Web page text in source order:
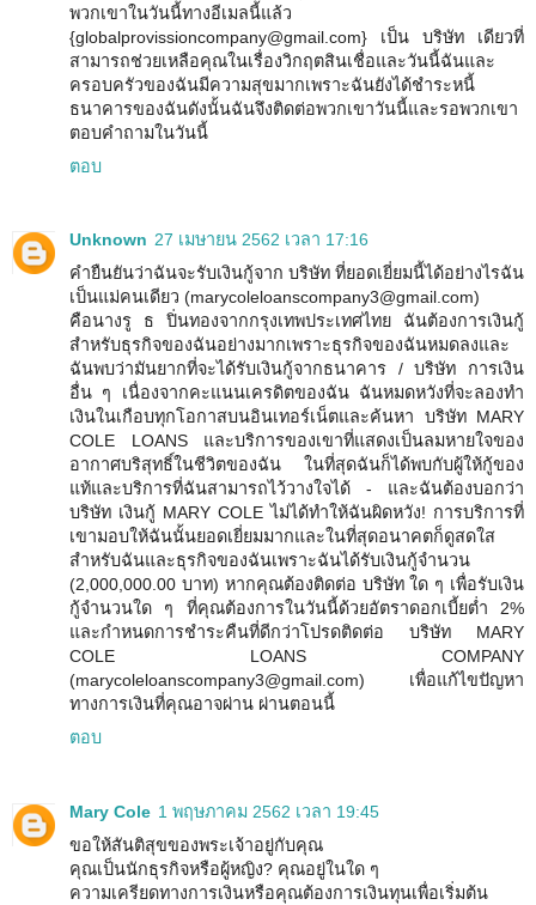
พวกเขาในวันนี้ทางอีเมลนี้แล้ว
{globalprovissioncompany@gmail.com} เป็น บริษัท เดียวที่
สามารถช่วยเหลือคุณในเรื่องวิกฤตสินเชื่อและวันนี้ฉันและ
ครอบครัวของฉันมีความสุขมากเพราะฉันยังได้ชำระหนี้
ธนาคารของฉันดังนั้นฉันจึงติดต่อพวกเขาวันนี้และรอพวกเขา
ตอบคำถามในวันนี้
ตอบ
Unknown 27 เมษายน 2562 เวลา 17:16
คำยืนยันว่าฉันจะรับเงินกู้จาก บริษัท ที่ยอดเยี่ยมนี้ได้อย่างไรฉัน
เป็นแม่คนเดียว (marycoleloanscompany3@gmail.com)
คือนางรู ธ ปิ่นทองจากกรุงเทพประเทศไทย ฉันต้องการเงินกู้
สำหรับธุรกิจของฉันอย่างมากเพราะธุรกิจของฉันหมดลงและ
ฉันพบว่ามันยากที่จะได้รับเงินกู้จากธนาคาร / บริษัท การเงิน
อื่น ๆ เนื่องจากคะแนนเครดิตของฉัน ฉันหมดหวังที่จะลองทำ
เงินในเกือบทุกโอกาสบนอินเทอร์เน็ตและค้นหา บริษัท MARY
COLE LOANS และบริการของเขาที่แสดงเป็นลมหายใจของ
อากาศบริสุทธิ์ในชีวิตของฉัน ในที่สุดฉันก็ได้พบกับผู้ให้กู้ของ
แท้และบริการที่ฉันสามารถไว้วางใจได้ - และฉันต้องบอกว่า
บริษัท เงินกู้ MARY COLE ไม่ได้ทำให้ฉันผิดหวัง! การบริการที่
เขามอบให้ฉันนั้นยอดเยี่ยมมากและในที่สุดอนาคตก็ดูสดใส
สำหรับฉันและธุรกิจของฉันเพราะฉันได้รับเงินกู้จำนวน
(2,000,000.00 บาท) หากคุณต้องติดต่อ บริษัท ใด ๆ เพื่อรับเงิน
กู้จำนวนใด ๆ ที่คุณต้องการในวันนี้ด้วยอัตราดอกเบี้ยต่ำ 2%
และกำหนดการชำระคืนที่ดีกว่าโปรดติดต่อ บริษัท MARY
COLE LOANS COMPANY
(marycoleloanscompany3@gmail.com) เพื่อแก้ไขปัญหา
ทางการเงินที่คุณอาจผ่าน ผ่านตอนนี้
ตอบ
Mary Cole 1 พฤษภาคม 2562 เวลา 19:45
ขอให้สันติสุขของพระเจ้าอยู่กับคุณ
คุณเป็นนักธุรกิจหรือผู้หญิง? คุณอยู่ในใด ๆ
ความเครียดทางการเงินหรือคุณต้องการเงินทุนเพื่อเริ่มต้น